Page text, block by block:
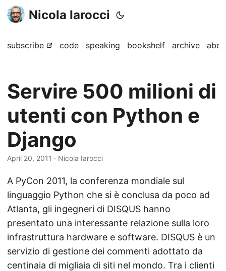
Nicola Iarocci
subscribe code speaking bookshelf archive
Servire 500 milioni di
utenti con Python e
Django
April 20, 2011 · Nicola Iarocci
A PyCon 2011, la conferenza mondiale sul
linguaggio Python che si è conclusa da poco ad
Atlanta, gli ingegneri di DISQUS hanno
presentato una interessante relazione sulla loro
infrastruttura hardware e software. DISQUS è un
servizio di gestione dei commenti adottato da
centinaia di migliaia di siti nel mondo. Tra i clienti